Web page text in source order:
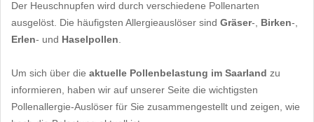
Der Heuschnupfen wird durch verschiedene Pollenarten
ausgelöst. Die häufigsten Allergieauslöser sind Gräser-, Birken-,
Erlen- und Haselpollen
Um sich über die aktuelle Pollenbelastung im Saarland zu
informieren, haben wir auf unserer Seite die wichtigsten
Pollenallergie-Auslöser für Sie zusammengestellt und zeigen, wie